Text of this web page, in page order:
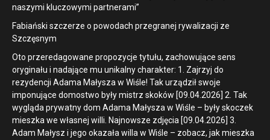
naszymi kluczowymi partnerami”
Fabiański szczerze o powodach przegranej rywalizacji ze
Szczęsnym
Oto przeredagowane propozycje tytułu, zachowujące sens
oryginału i nadające mu unikalny charakter: 1. Zajrzyj do
rezydencji Adama Małysza w Wiśle! Tak urządził swoje
imponujące domostwo były mistrz skoków [09.04.2026] 2. Tak
wygląda prywatny dom Adama Małysza w Wiśle – były skoczek
mieszka we własnej willi. Najnowsze zdjęcia [09.04.2026] 3.
Adam Małysz i jego okazała willa w Wiśle – zobacz, jak mieszka